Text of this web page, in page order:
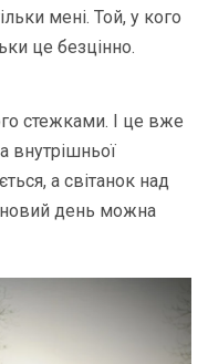
мені. Той, у кого
це безцінно.
стежками. І це вже
внутрішньої
а світанок над
день можна